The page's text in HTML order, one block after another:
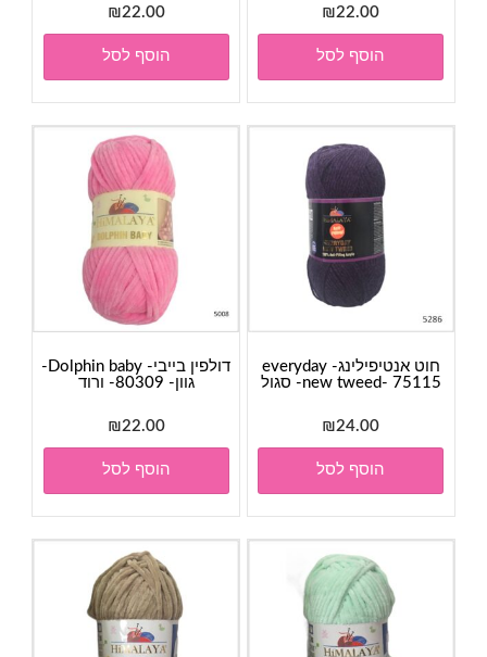
₪22.00
הוסף לסל
₪22.00
הוסף לסל
חוט אנטיפילינג- everyday
new tweed- 75115- סגול
₪24.00
הוסף לסל
דולפין בייבי- Dolphin baby-
גוון- 80309- ורוד
₪22.00
הוסף לסל